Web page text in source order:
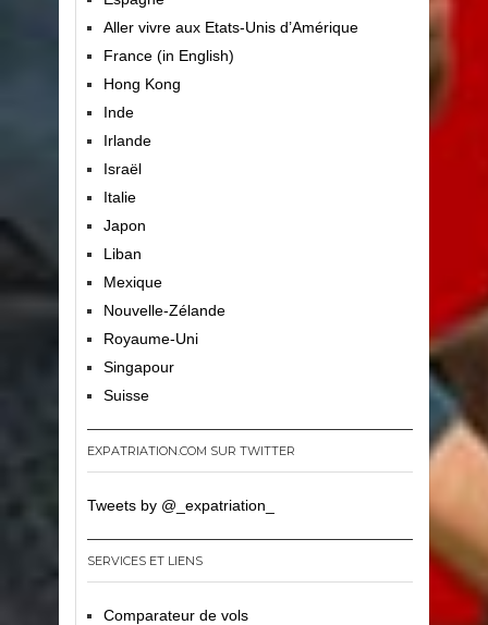
Aller vivre aux Etats-Unis d’Amérique
France (in English)
Hong Kong
Inde
Irlande
Israël
Italie
Japon
Liban
Mexique
Nouvelle-Zélande
Royaume-Uni
Singapour
Suisse
EXPATRIATION.COM SUR TWITTER
Tweets by @_expatriation_
SERVICES ET LIENS
Comparateur de vols